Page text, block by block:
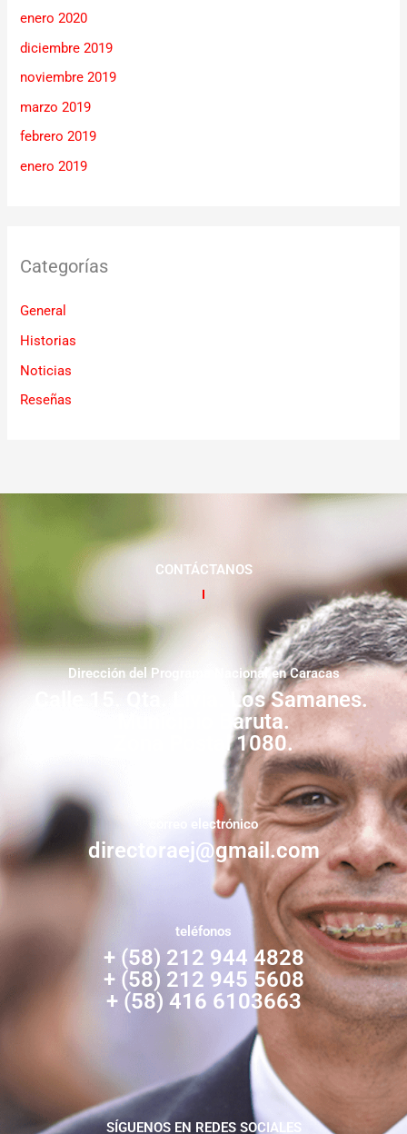
enero 2020
diciembre 2019
noviembre 2019
marzo 2019
febrero 2019
enero 2019
Categorías
General
Historias
Noticias
Reseñas
CONTÁCTANOS
Dirección del Programa Nacional en Caracas
Calle 15. Qta. Livia. Los Samanes.
Municipio Baruta.
Zona Postal 1080.
correo electrónico
directoraej@gmail.com
teléfonos
+ (58) 212 944 4828
+ (58) 212 945 5608
+ (58) 416 6103663
SÍGUENOS EN REDES SOCIALES